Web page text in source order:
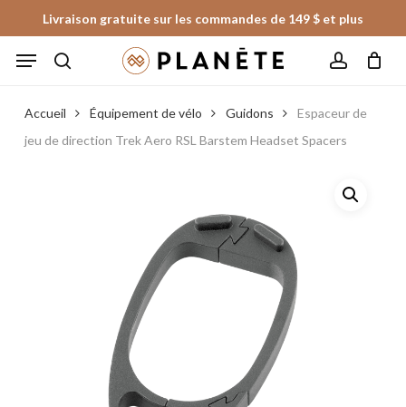
to
main
Livraison gratuite sur les commandes de 149 $ et plus
Menu
Fermer
le
panier
Accueil Équipement de vélo Guidons
Espaceur de
jeu de direction Trek Aero RSL Barstem Headset Spacers